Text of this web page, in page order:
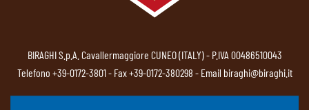
BIRAGHI S.p.A. Cavallermaggiore CUNEO (ITALY) - P.IVA 00486510043
Telefono +39-0172-3801- Fax +39-0172-380298 - Email biraghi@biraghi.it